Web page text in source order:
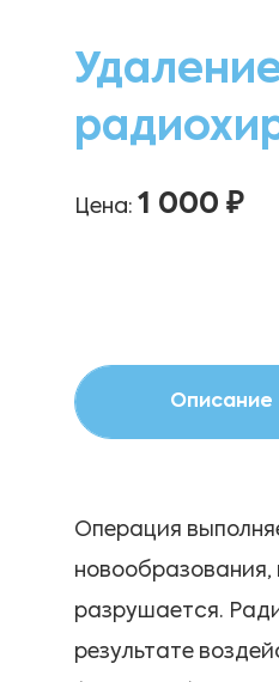
Цена: 1 000 ₽
Описание
Операция
новообразования,
разрушается.
результате